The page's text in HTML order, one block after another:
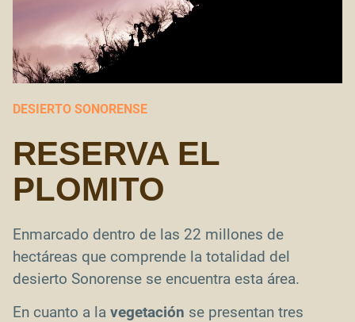
DESIERTO SONORENSE
RESERVA EL
PLOMITO
Enmarcado dentro de las 22 millones de
hectáreas que comprende la totalidad del
desierto Sonorense se encuentra esta área.
En cuanto a la vegetación se presentan tres